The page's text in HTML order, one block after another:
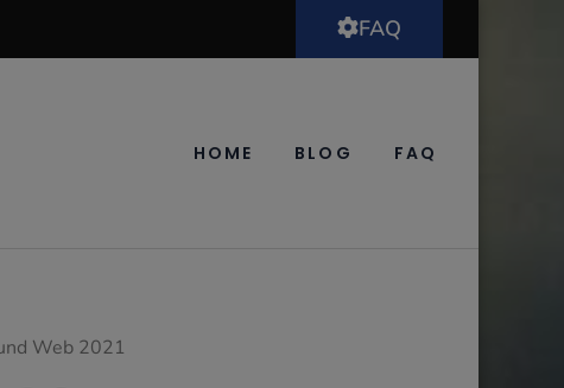
FAQ
HOME BLOG FAQ
Web 2021